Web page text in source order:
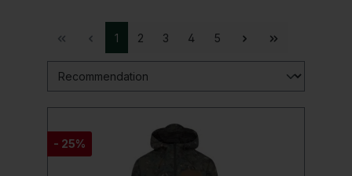
1 2 3 4 5
- 25%